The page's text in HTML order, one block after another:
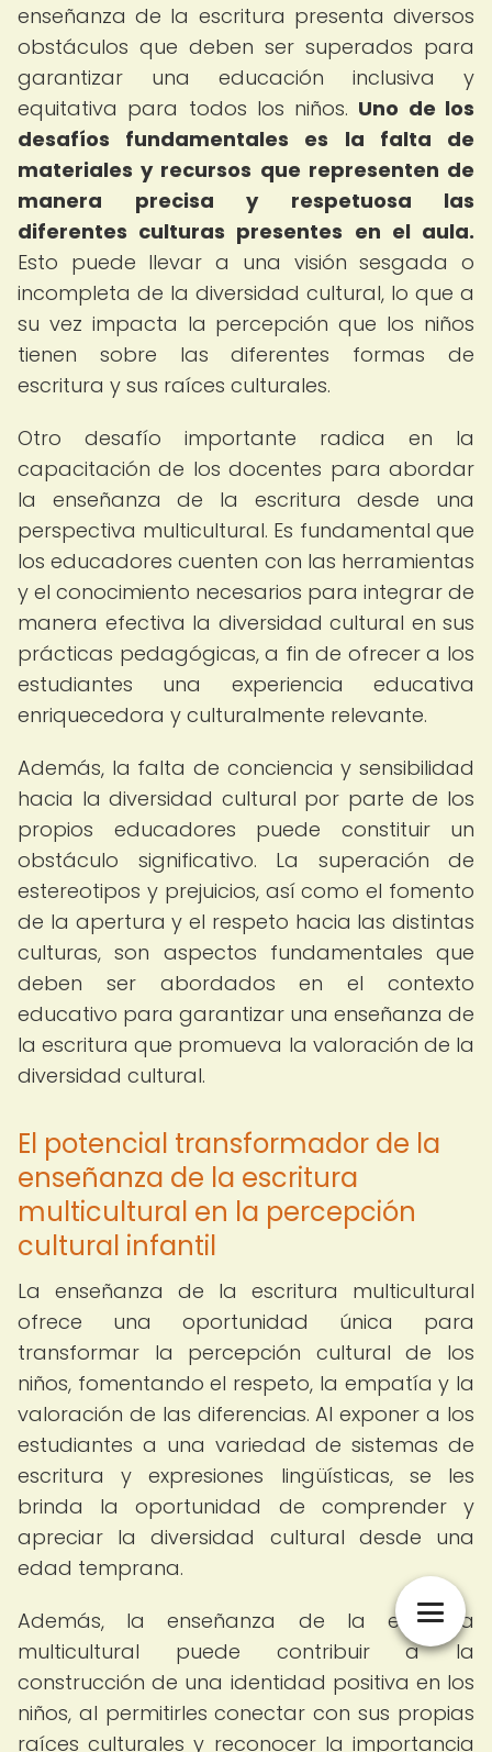
enseñanza de la escritura presenta diversos
obstáculos que deben ser superados para
garantizar una educación inclusiva y
equitativa para todos los niños. Uno de los
desafíos fundamentales es la falta de
materiales y recursos que representen de
manera precisa y respetuosa las
diferentes culturas presentes en el aula.
Esto puede llevar a una visión sesgada o
incompleta de la diversidad cultural, lo que a
su vez impacta la percepción que los niños
tienen sobre las diferentes formas de
escritura y sus raíces culturales.
Otro desafío importante radica en la
capacitación de los docentes para abordar
la enseñanza de la escritura desde una
perspectiva multicultural. Es fundamental que
los educadores cuenten con las herramientas
y el conocimiento necesarios para integrar de
manera efectiva la diversidad cultural en sus
prácticas pedagógicas, a fin de ofrecer a los
estudiantes una experiencia educativa
enriquecedora y culturalmente relevante.
Además, la falta de conciencia y sensibilidad
hacia la diversidad cultural por parte de los
propios educadores puede constituir un
obstáculo significativo. La superación de
estereotipos y prejuicios, así como el fomento
de la apertura y el respeto hacia las distintas
culturas, son aspectos fundamentales que
deben ser abordados en el contexto
educativo para garantizar una enseñanza de
la escritura que promueva la valoración de la
diversidad cultural.
El potencial transformador de la
enseñanza de la escritura
multicultural en la percepción
cultural infantil
La enseñanza de la escritura multicultural
ofrece una oportunidad única para
transformar la percepción cultural de los
niños, fomentando el respeto, la empatía y la
valoración de las diferencias. Al exponer a los
estudiantes a una variedad de sistemas de
escritura y expresiones lingüísticas, se les
brinda la oportunidad de comprender y
apreciar la diversidad cultural desde una
edad temprana.
Además, la enseñanza de la escritura
multicultural puede contribuir a la
construcción de una identidad positiva en los
niños, al permitirles conectar con sus propias
raíces culturales y reconocer la importancia